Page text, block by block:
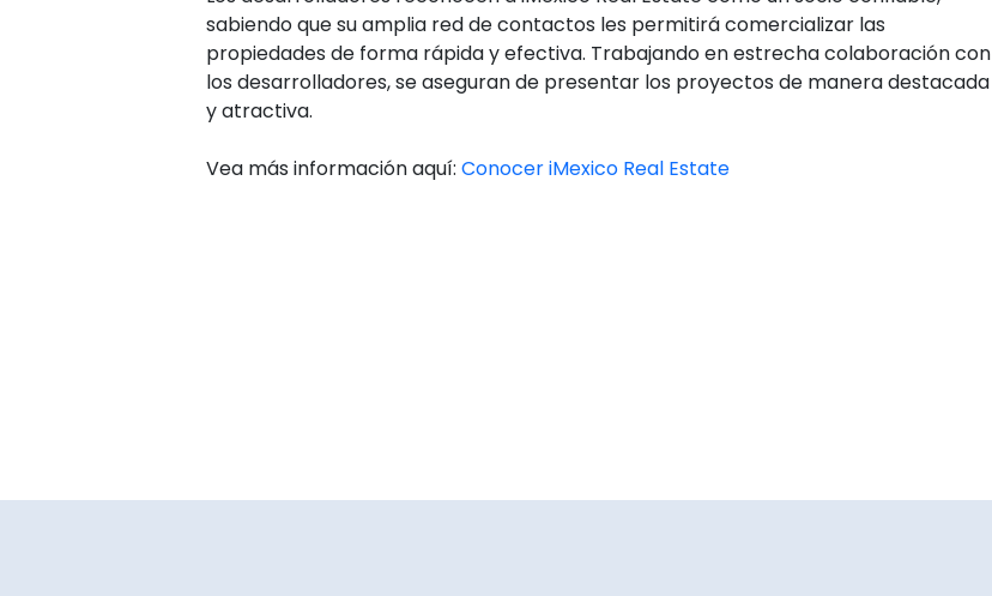
sabiendo que su amplia red de contactos les permitirá comercializar las
propiedades de forma rápida y efectiva. Trabajando en estrecha colaboración con
los desarrolladores, se aseguran de presentar los proyectos de manera destacada
y atractiva.
Vea más información aquí: Conocer iMexico Real Estate